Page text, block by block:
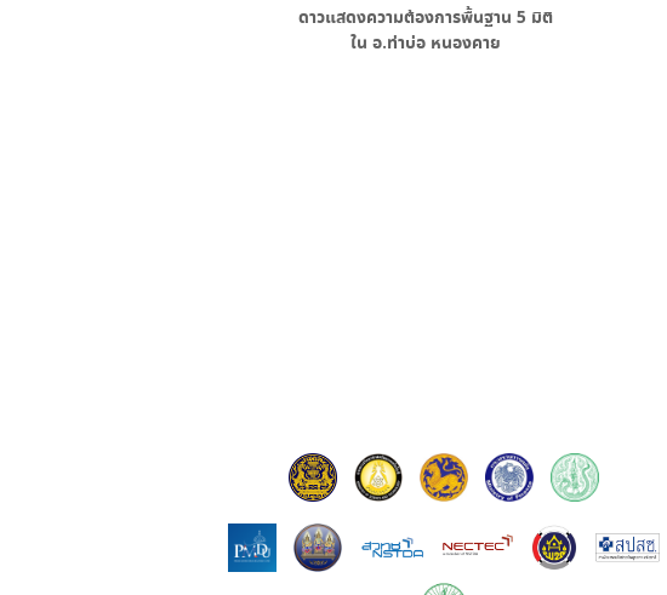
ดาวแสดงความต้องการพื้นฐาน 5 มิติ
ใน อ.ท่าบ่อ หนองคาย